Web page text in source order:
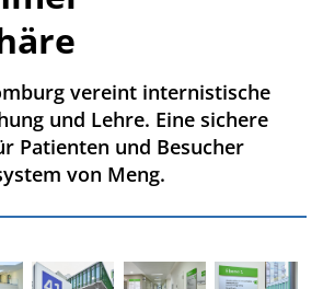
vereint internistische
und Lehre. Eine sichere
Patienten und Besucher
von Meng.